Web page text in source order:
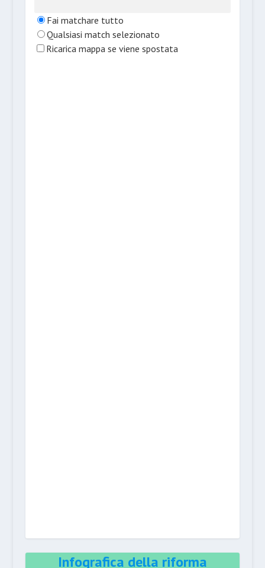
Fai matchare tutto
Qualsiasi match selezionato
Ricarica mappa se viene spostata
Infografica della riforma